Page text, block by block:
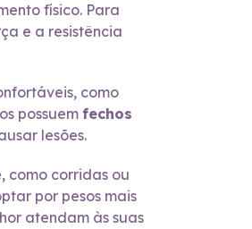
físico. Para
e a resistência
como
possuemfechos
lesões.
como corridas ou
por pesos mais
atendam às suas